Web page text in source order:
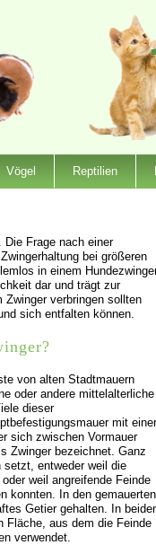
Vögel Reptilien
Frage nach einer
bei größeren
in einem
dar und trägt zur
verbringen sollten
sich entfalten können.
von alten Stadtmauern
oder andere mittelalterliche
dieser
mit einer
sich zwischen Vormauer
Zwinger bezeichnet. Ganz
entweder weil die
weil angreifende Feinde
konnten. In den gemauerten
Getier gehalten. In
Fläche, aus dem die Feinde
verwendet.